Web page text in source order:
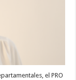
el PRO